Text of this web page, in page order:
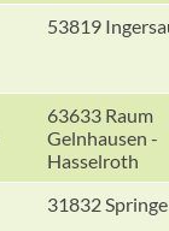
53819
63633 Raum
Gelnhausen -
Hasselroth
31832 Springe